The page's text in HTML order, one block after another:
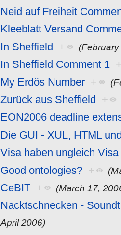
Neid auf Freiheit
Kleeblatt Versand
In Sheffield +
In Sheffield Comment 1
My Erdös Number +
Zurück aus Sheffield +
EON2006 deadline
Die GUI - XUL, HTML
Visa haben ungleich
Good ontologies? +
CeBIT + (March 17,
Nacktschnecken -
April 2006)